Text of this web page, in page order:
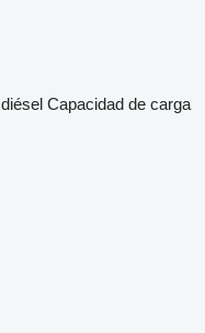
diésel Capacidad de carga